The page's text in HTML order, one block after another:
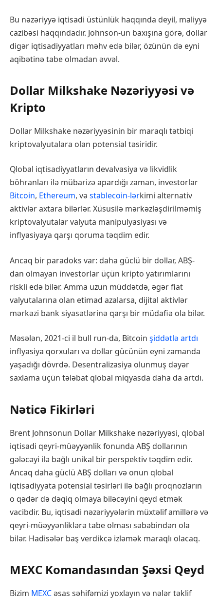
Bu nəzəriyyə iqtisadi üstünlük haqqında deyil, maliyyə
cazibəsi haqqındadır. Johnson-un baxışına görə, dollar
digər iqtisadiyyatları məhv edə bilər, özünün də eyni
aqibətinə tabe olmadan əvvəl.
Dollar Milkshake Nəzəriyyəsi və
Kripto
Dollar Milkshake nəzəriyyəsinin bir maraqlı tətbiqi
kriptovalyutalara olan potensial təsiridir.
Qlobal iqtisadiyyatların devalvasiya və likvidlik
böhranları ilə mübarizə apardığı zaman, investorlar
Bitcoin, Ethereum, və stablecoin-lərkimi alternativ
aktivlər axtara bilərlər. Xüsusilə mərkəzləşdirilməmiş
kriptovalyutalar valyuta manipulyasiyası və
inflyasiyaya qarşı qoruma təqdim edir.
Ancaq bir paradoks var: daha güclü bir dollar, ABŞ-
dan olmayan investorlar üçün kripto yatırımlarını
riskli edə bilər. Amma uzun müddətdə, əgər fiat
valyutalarına olan etimad azalarsa, dijital aktivlər
mərkəzi bank siyasətlərinə qarşı bir müdafiə ola bilər.
Məsələn, 2021-ci il bull run-da, Bitcoin şiddətlə artdı
inflyasiya qorxuları və dollar gücünün eyni zamanda
yaşadığı dövrdə. Desentralizasiya olunmuş dəyər
saxlama üçün tələbat qlobal miqyasda daha da artdı.
Nəticə Fikirləri
Brent Johnsonun Dollar Milkshake nəzəriyyəsi, qlobal
iqtisadi qeyri-müəyyənlik fonunda ABŞ dollarının
gələcəyi ilə bağlı unikal bir perspektiv təqdim edir.
Ancaq daha güclü ABŞ dolları və onun qlobal
iqtisadiyyata potensial təsirləri ilə bağlı proqnozların
o qədər də dəqiq olmaya biləcəyini qeyd etmək
vacibdir. Bu, iqtisadi nəzəriyyələrin müxtəlif amillərə və
qeyri-müəyyənliklərə tabe olması səbəbindən ola
bilər. Hadisələr baş verdikcə izləmək maraqlı olacaq.
MEXC Komandasından Şəxsi Qeyd
Bizim MEXCəsas səhifəmizi yoxlayın və nələr təklif